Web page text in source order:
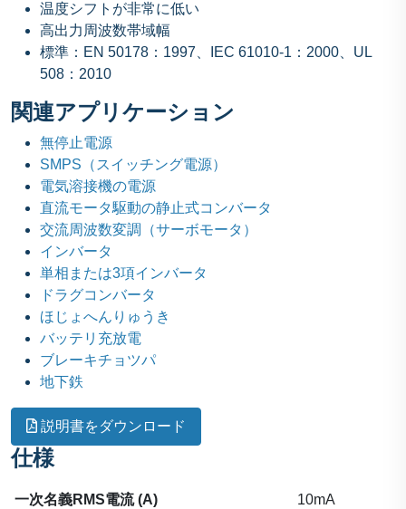
温度シフトが非常に低い
高出力周波数帯域幅
標準：EN 50178：1997、IEC 61010-1：2000、UL
508：2010
関連アプリケーション
無停止電源
SMPS（スイッチング電源）
電気溶接機の電源
直流モータ駆動の静止式コンバータ
交流周波数変調（サーボモータ）
インバータ
単相または3項インバータ
ドラグコンバータ
ほじょへんりゅうき
バッテリ充放電
ブレーキチョツパ
地下鉄
説明書をダウンロード
仕様
一次名義RMS電流 (A)
10mA